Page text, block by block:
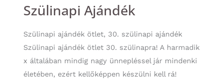
Szülinapi Ajándék
Szülinapi ajándék ötlet, 30. szülinapi ajándék
Szülinapi ajándék ötlet 30. szülinapra! A harmadik
x általában mindig nagy ünnepléssel jár mindenki
életében, ezért kellőképpen készülni kell rá!